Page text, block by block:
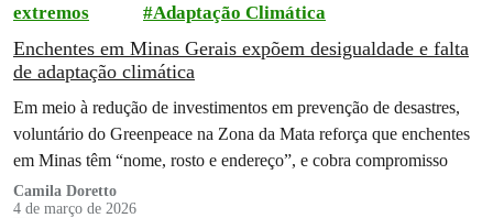
extremos
Adaptação Climática
Enchentes em Minas Gerais expõem desigualdade e falta
de adaptação climática
Em meio à redução de investimentos em prevenção de desastres,
voluntário do Greenpeace na Zona da Mata reforça que enchentes
em Minas têm “nome, rosto e endereço”, e cobra compromisso
Camila Doretto
4 de março de 2026